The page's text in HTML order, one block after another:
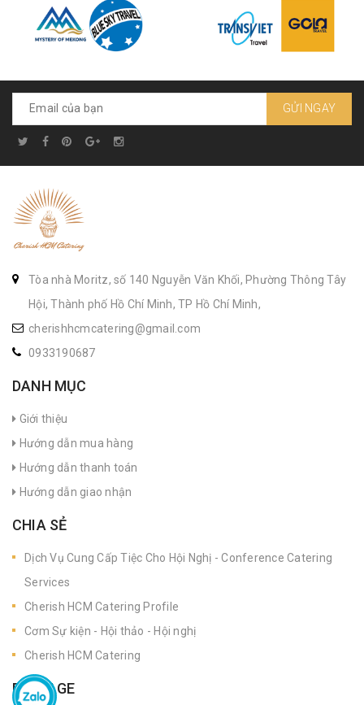
GỬI NGAY
Tòa nhà Moritz, số 140 Nguyễn Văn Khối, Phường Thông Tây
Hội, Thành phố Hồ Chí Minh, TP Hồ Chí Minh,
cherishhcmcatering@gmail.com
0933190687
DANH MỤC
Giới thiệu
Hướng dẫn mua hàng
Hướng dẫn thanh toán
Hướng dẫn giao nhận
CHIA SẺ
Dịch Vụ Cung Cấp Tiệc Cho Hội Nghị - Conference Catering
Services
Cherish HCM Catering Profile
Cơm Sự kiện - Hội thảo - Hội nghị
Cherish HCM Catering
FANPAGE